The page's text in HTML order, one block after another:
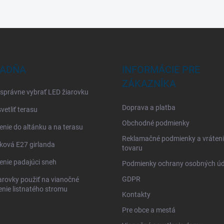
vybrať LED žiarovku
terasu
do altánku a na terasu
E27 girlanda
padajúci sneh
použiť na vianočné
listnatého stromu
INFORMÁCIE PRE
ZÁKAZNÍKA
Doprava a platba
Obchodné podmienky
Reklamačné podmienky a
tovaru
Podmienky ochrany osobných
GDPR
Kontakty
Pre obce a mestá